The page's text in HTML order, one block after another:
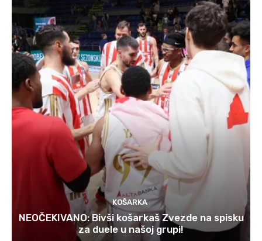
KOŠARKA
NEOČEKIVANO: Bivši košarkaš Zvezde na spisku
za duele u našoj grupi!